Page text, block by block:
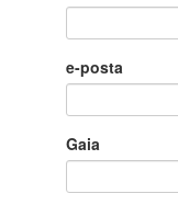
e-posta
Gaia